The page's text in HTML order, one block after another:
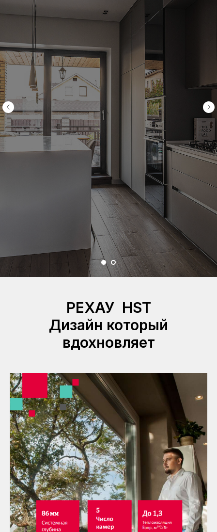
Дизайн который
вдохновляет
РЕХАУ HST Панорамная конструкция – это не
просто красивое и удобное в использовании
окно, а сложная крупногабаритная система
(портал), занимающая либо часть стены, либо
всю её площадь.
Узнать больше
РЕХАУ HST
Дизайн который
вдохновляет